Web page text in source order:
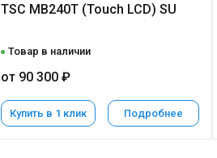
TSC MB240T (Touch LCD) SU
Товар в наличии
от 90 300 ₽
Купить в 1 клик Подробнее